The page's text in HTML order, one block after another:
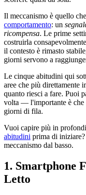
Il meccanismo è quello che
comportamento: un
ricompensa. Le prime
costruirla
il contesto è rimasto
giorni servono a
Le cinque abitudini qui
aree che più direttamente
quanto riesci a fare. Puoi
volta — l'importante è che
giorni di fila.
Vuoi capire più in
abitudini prima di
meccanismo dal basso.
1. Smartphone
Letto